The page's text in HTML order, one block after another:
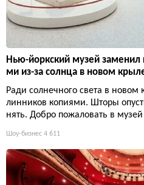
Нью-йоркский музей
ми из-за солнца в новом
Ради солнечного света в
линников копиями. Шторы
нять. Добро пожаловать в
Шоу-бизнес 4 611